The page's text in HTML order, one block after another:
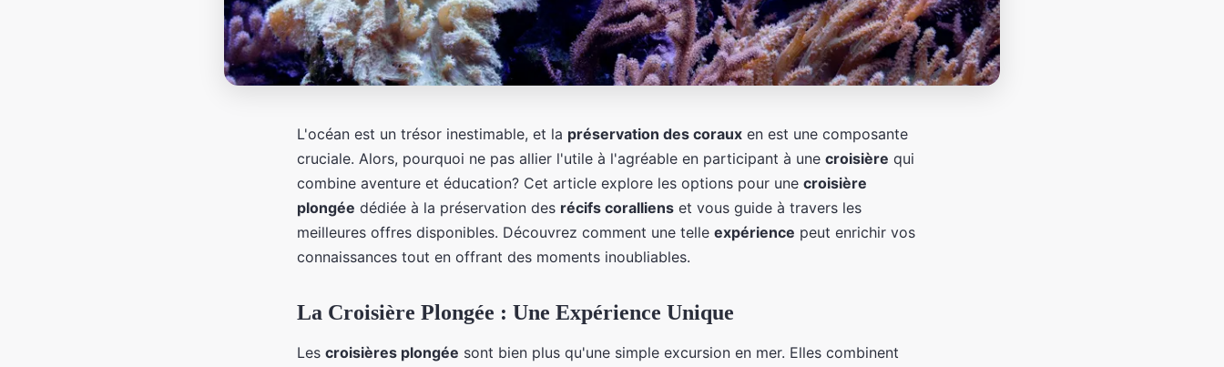
L'océan est un trésor inestimable, et la préservation des coraux en est une composante
cruciale. Alors, pourquoi ne pas allier l'utile à l'agréable en participant à une croisière qui
combine aventure et éducation? Cet article explore les options pour une croisière
plongée dédiée à la préservation des récifs coralliens et vous guide à travers les
meilleures offres disponibles. Découvrez comment une telle expérience peut enrichir vos
connaissances tout en offrant des moments inoubliables.
La Croisière Plongée : Une Expérience Unique
Les croisières plongée sont bien plus qu'une simple excursion en mer. Elles combinent